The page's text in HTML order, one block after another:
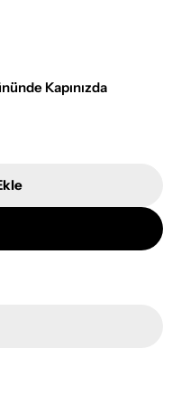
Kapınızda
- Krem, Mavi
Seccade - Krem,